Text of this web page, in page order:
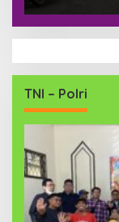
TNI – Polri